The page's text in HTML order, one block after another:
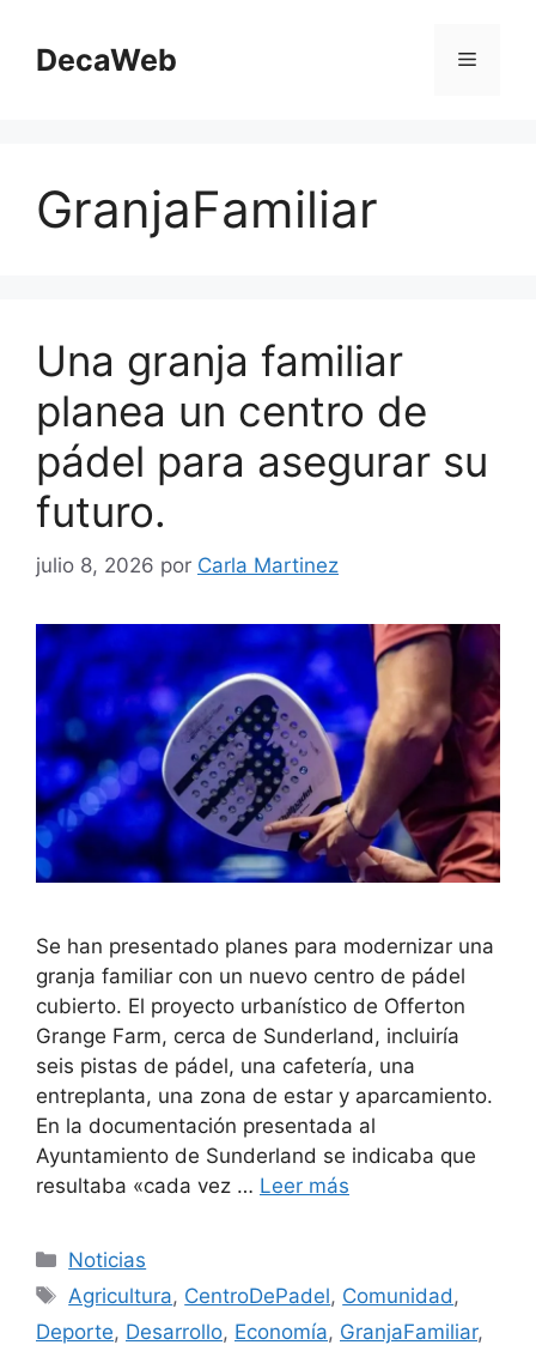
contenido
DecaWeb Menú
GranjaFamiliar
Una granja familiar
planea un centro de
pádel para asegurar su
futuro.
julio 8, 2026 por Carla Martinez
Se han presentado planes para modernizar una
granja familiar con un nuevo centro de pádel
cubierto. El proyecto urbanístico de Offerton
Grange Farm, cerca de Sunderland, incluiría
seis pistas de pádel, una cafetería, una
entreplanta, una zona de estar y aparcamiento.
En la documentación presentada al
Ayuntamiento de Sunderland se indicaba que
resultaba «cada vez … Leer más
Categorías
Noticias
Etiquetas
Agricultura, CentroDePadel, Comunidad ,
Deporte, Desarrollo, Economía, GranjaFamiliar,